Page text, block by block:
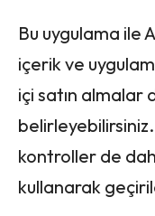
Bu uygulama ile
içerik ve
içi satın almalar
kontroller de
kullanarak